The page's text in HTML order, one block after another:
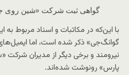
گواهی ثبت شرکت «شین روی
با این‌که در مکاتبات و اسناد مربوط
گوانگ‌جی» ذکر شده است، اما
نیرومند و برخی دیگر از مدیران شرکت
پارس» رونوشت شده‌اند.